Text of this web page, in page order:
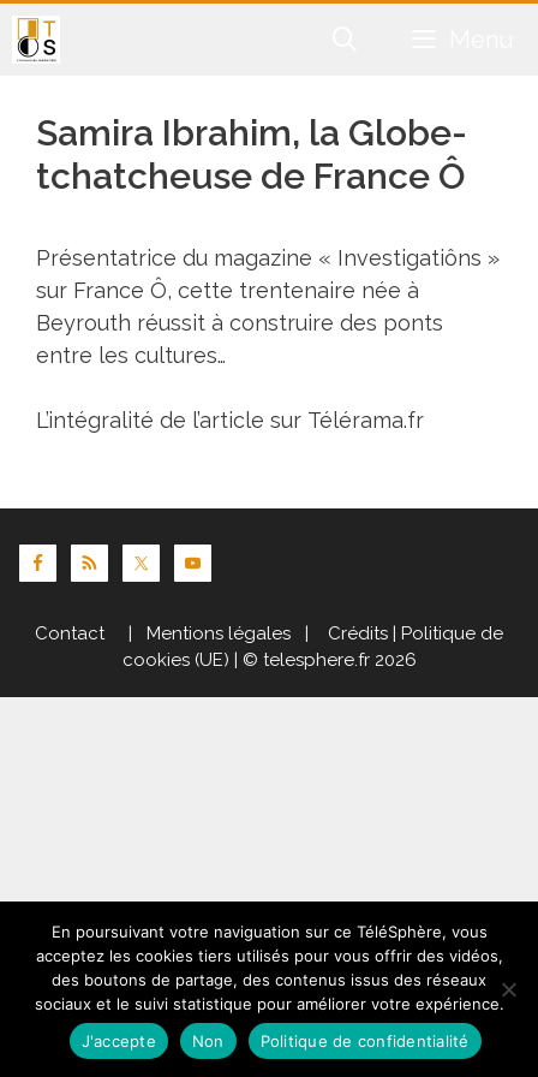
Aller
au
Samira Ibrahim, la Globe-
tchatcheuse de France Ô
Présentatrice du magazine « Investigatiôns »
sur France Ô, cette trentenaire née à
Beyrouth réussit à construire des ponts
entre les cultures…
L’intégralité de l’article sur Télérama.fr
Contact| Mentions légales | Crédits | Politique de
cookies (UE) | © telesphere.fr 2026
En poursuivant votre naviguation sur ce TéléSphère, vous
acceptez les cookies tiers utilisés pour vous offrir des vidéos,
des boutons de partage, des contenus issus des réseaux
sociaux et le suivi statistique pour améliorer votre expérience.
J'accepte
Non Politique de confidentialité